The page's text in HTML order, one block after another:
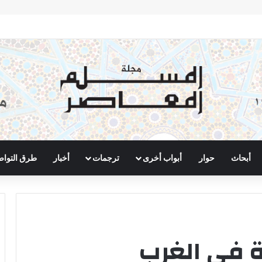
أبحاث حوار أبواب أخرى ترجمات أخبار طرق
في الغرب